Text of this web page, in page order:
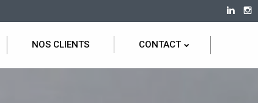
NOS CLIENTS CONTACT